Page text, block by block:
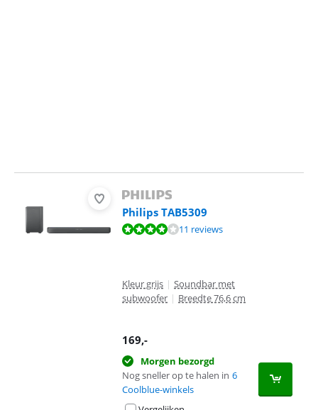
Philips TAB5309
Beoordeling is 7,5 van de 10, gebaseerd op 11 reviews.
11 reviews
Kleur grijs | Soundbar met
subwoofer | Breedte 76,6 cm
169,-
Morgen bezorgd
Nog sneller op te halen in 6
Coolblue-winkels